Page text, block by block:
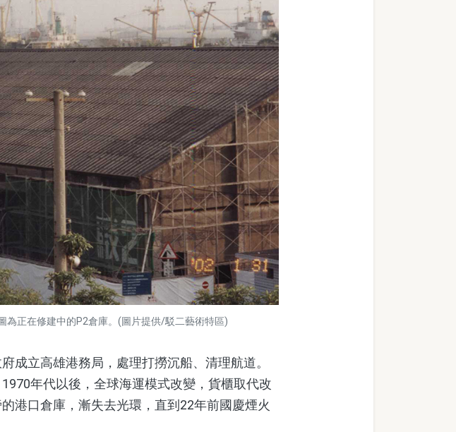
為正在修建中的P2倉庫。(圖片提供/駁二藝術特區)
立高雄港務局，處理打撈沉船、清理航道。
年代以後，全球海運模式改變，貨櫃取代改
港口倉庫，漸失去光環，直到22年前國慶煙火